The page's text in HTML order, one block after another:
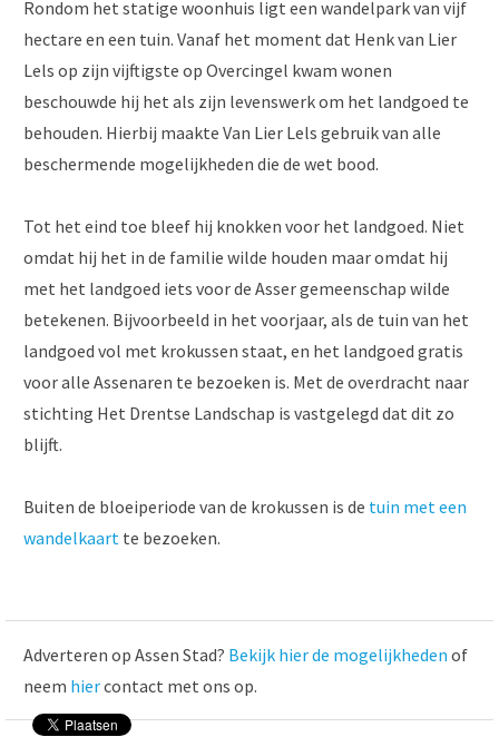
Rondom het statige woonhuis ligt een wandelpark van vijf
hectare en een tuin. Vanaf het moment dat Henk van Lier
Lels op zijn vijftigste op Overcingel kwam wonen
beschouwde hij het als zijn levenswerk om het landgoed te
behouden. Hierbij maakte Van Lier Lels gebruik van alle
beschermende mogelijkheden die de wet bood.
Tot het eind toe bleef hij knokken voor het landgoed. Niet
omdat hij het in de familie wilde houden maar omdat hij
met het landgoed iets voor de Asser gemeenschap wilde
betekenen. Bijvoorbeeld in het voorjaar, als de tuin van het
landgoed vol met krokussen staat, en het landgoed gratis
voor alle Assenaren te bezoeken is. Met de overdracht naar
stichting Het Drentse Landschap is vastgelegd dat dit zo
blijft.
Buiten de bloeiperiode van de krokussen is de tuin met een
wandelkaart te bezoeken.
Adverteren op Assen Stad? Bekijk hier de mogelijkheden of
neem hiercontact met ons op.